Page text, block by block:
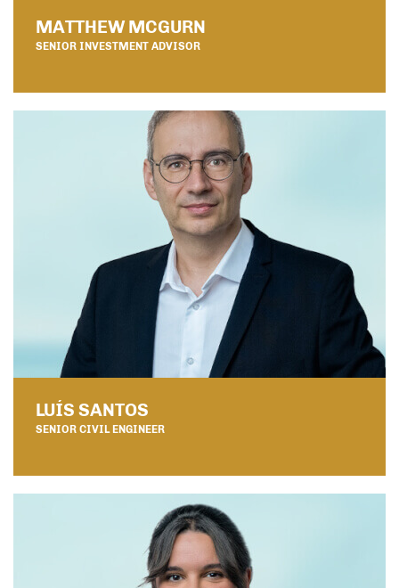
MATTHEW MCGURN
SENIOR INVESTMENT ADVISOR
LUÍS SANTOS
SENIOR CIVIL ENGINEER